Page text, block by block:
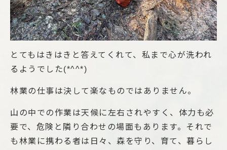
とてもはきはきと答えてくれて、私まで心が洗われ
るようでした(*^^*)
林業の仕事は決して楽なものではありません。
山の中での作業は天候に左右されやすく、体力も必
要で、危険と隣り合わせの場面もあります。それで
も林業に携わる者は日々、森を守り、育て、暮らし